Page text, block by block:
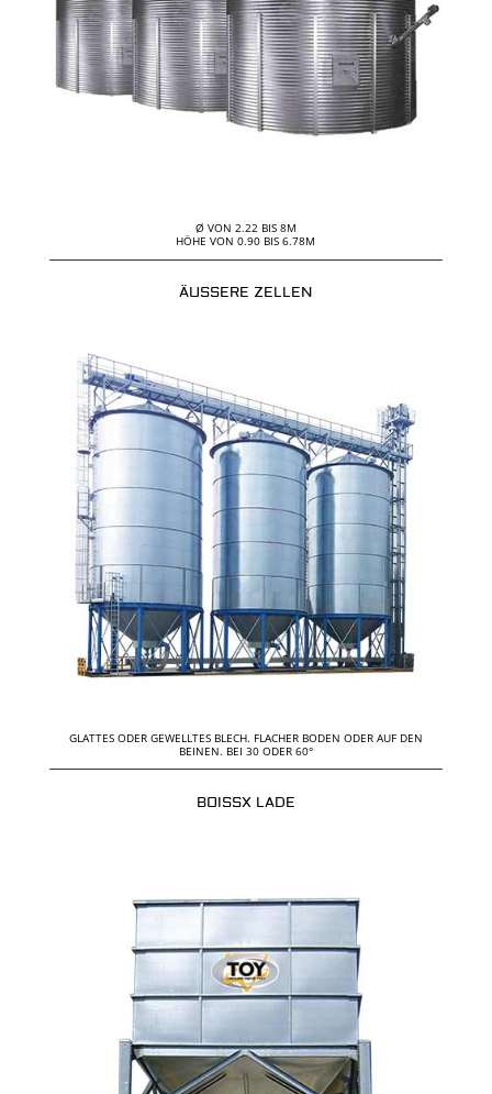
Ø VON 2.22 BIS 8M
HÖHE VON 0.90 BIS 6.78M
ÄUSSERE ZELLEN
GLATTES ODER GEWELLTES BLECH. FLACHER BODEN ODER AUF DEN
BEINEN. BEI 30 ODER 60°
BOISSX LADE